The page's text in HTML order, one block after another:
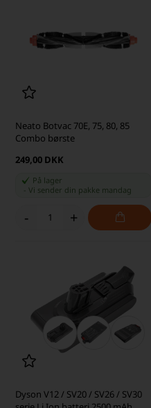
Neato Botvac 70E, 75, 80, 85
Combo børste
249,00 DKK
På lager
-Vi sender din pakke mandag
- +
Dyson V12 / SV20 / SV26 / SV30